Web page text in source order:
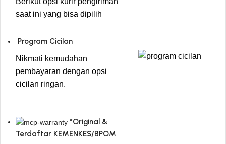
saat ini yang bisa dipilih
Program Cicilan
Nikmati kemudahan
pembayaran dengan opsi
cicilan ringan.
*Original &
Terdaftar KEMENKES/BPOM